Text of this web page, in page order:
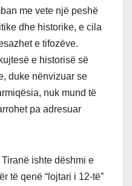
me vete një peshë
dhe historike, e cila
e tifozëve.
e historisë së
duke nënvizuar se
nuk mund të
pa adresuar
ishte dëshmi e
të qenë “lojtari i 12-të”